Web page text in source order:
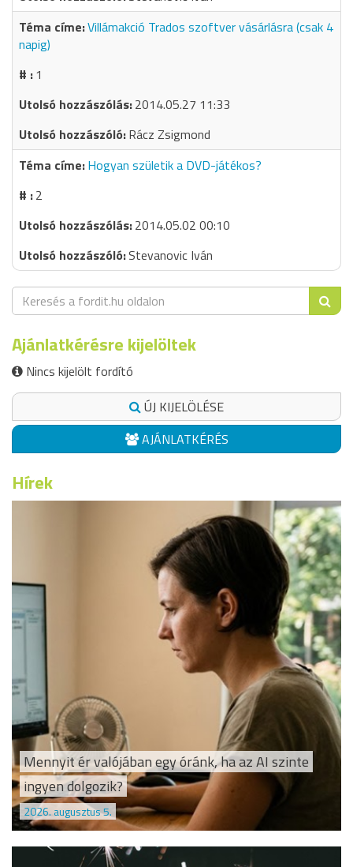
Villámakció Trados szoftver vásárlásra (csak 4
napig)
1
2014.05.27 11:33
Rácz Zsigmond
Hogyan születik a DVD-játékos?
2
2014.05.02 00:10
Stevanovic Iván
Ajánlatkérésre kijelöltek
Nincs kijelölt fordító
ÚJ KIJELÖLÉSE
AJÁNLATKÉRÉS
Hírek
Mennyit ér valójában egy óránk, ha az AI szinte
ingyen dolgozik?
2026. augusztus 5.